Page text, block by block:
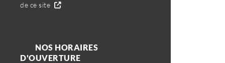
de ce site
NOS HORAIRES
D'OUVERTURE